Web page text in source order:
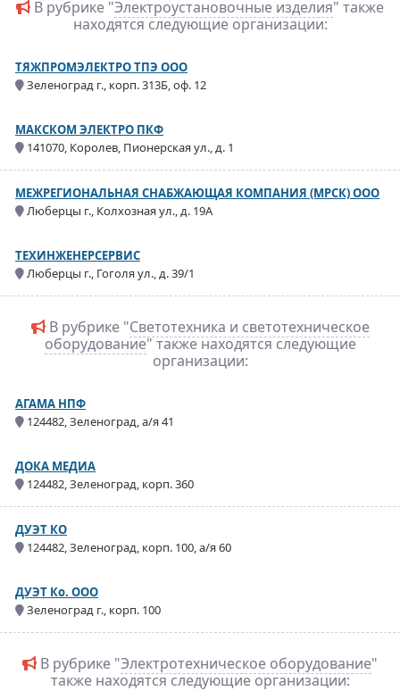
В рубрике "Электроустановочные изделия" также
находятся следующие организации:
ТЯЖПРОМЭЛЕКТРО ТПЭ ООО
Зеленоград г., корп. 313Б, оф. 12
МАКСКОМ ЭЛЕКТРО ПКФ
141070, Королев, Пионерская ул., д. 1
МЕЖРЕГИОНАЛЬНАЯ СНАБЖАЮЩАЯ КОМПАНИЯ (МРСК) ООО
Люберцы г., Колхозная ул., д. 19А
ТЕХИНЖЕНЕРСЕРВИС
Люберцы г., Гоголя ул., д. 39/1
В рубрике "Светотехника и светотехническое
оборудование" также находятся следующие
организации:
АГАМА НПФ
124482, Зеленоград, а/я 41
ДОКА МЕДИА
124482, Зеленоград, корп. 360
ДУЭТ КО
124482, Зеленоград, корп. 100, а/я 60
ДУЭТ Ко. ООО
Зеленоград г., корп. 100
В рубрике "Электротехническое оборудование"
также находятся следующие организации: